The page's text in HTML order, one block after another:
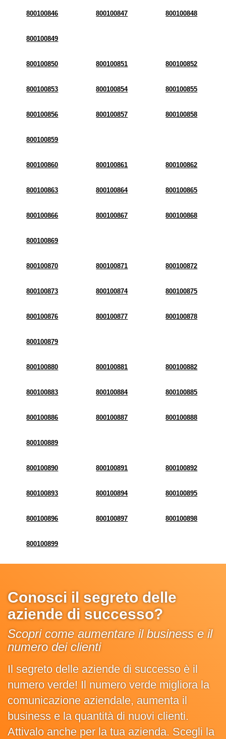
800100846 800100847 800100848
800100849
800100850 800100851 800100852
800100853 800100854 800100855
800100856 800100857 800100858
800100859
800100860 800100861 800100862
800100863 800100864 800100865
800100866 800100867 800100868
800100869
800100870 800100871 800100872
800100873 800100874 800100875
800100876 800100877 800100878
800100879
800100880 800100881 800100882
800100883 800100884 800100885
800100886 800100887 800100888
800100889
800100890 800100891 800100892
800100893 800100894 800100895
800100896 800100897 800100898
800100899
Conosci il segreto delle
aziende di successo?
Scopri come aumentare il business e il
numero dei clienti
Il segreto delle aziende di successo è il
numero verde! Il numero verde migliora la
comunicazione aziendale, aumenta il
business e la quantità di nuovi clienti.
Attivalo anche per la tua azienda. Scegli la